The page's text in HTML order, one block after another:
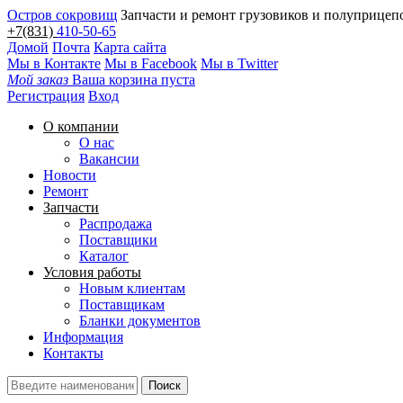
Остров сокровищ Запчасти и ремонт грузовиков и
+7(831) 410-50-65
Домой Почта Карта сайта
Мы в Контакте Мы в Facebook Мы в Twitter
Мой заказ Ваша корзина пуста
Регистрация Вход
О компании
О нас
Вакансии
Новости
Ремонт
Запчасти
Распродажа
Поставщики
Каталог
Условия работы
Новым клиентам
Поставщикам
Бланки документов
Информация
Контакты